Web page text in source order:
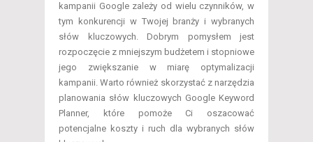
kampanii Google zależy od wielu czynników, w
tym konkurencji w Twojej branży i wybranych
słów kluczowych. Dobrym pomysłem jest
rozpoczęcie z mniejszym budżetem i stopniowe
jego zwiększanie w miarę optymalizacji
kampanii. Warto również skorzystać z narzędzia
planowania słów kluczowych Google Keyword
Planner, które pomoże Ci oszacować
potencjalne koszty i ruch dla wybranych słów